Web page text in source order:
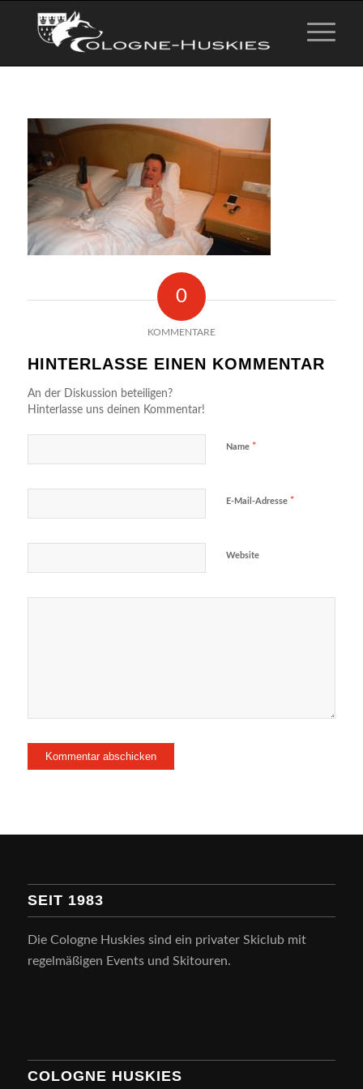
0
KOMMENTARE
HINTERLASSE EINEN KOMMENTAR
An der Diskussion beteiligen?
Hinterlasse uns deinen Kommentar!
Name *
E-Mail-Adresse *
Website
SEIT 1983
Die Cologne Huskies sind ein privater Skiclub mit
regelmäßigen Events und Skitouren.
COLOGNE HUSKIES